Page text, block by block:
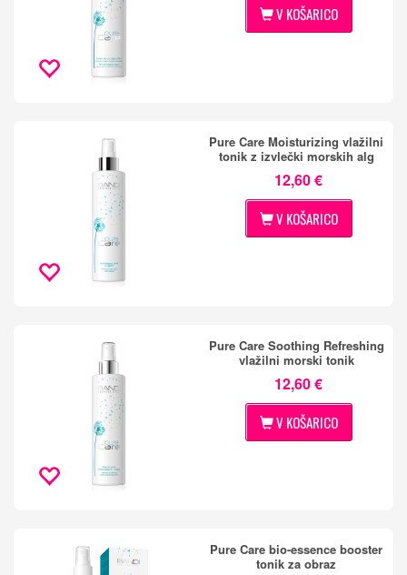
V KOŠARICO
Pure Care Moisturizing vlažilni
tonik z izvlečki morskih alg
12,60 €
V KOŠARICO
Pure Care Soothing Refreshing
vlažilni morski tonik
12,60 €
V KOŠARICO
Pure Care bio-essence booster
tonik za obraz